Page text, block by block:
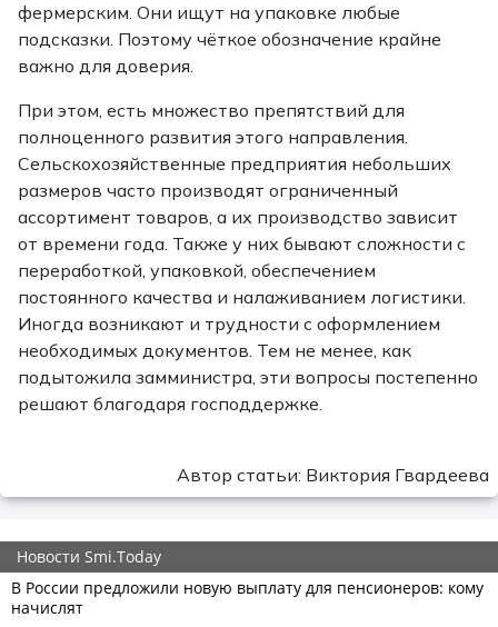
фермерским. Они ищут на упаковке любые
подсказки. Поэтому чёткое обозначение крайне
важно для доверия.
При этом, есть множество препятствий для
полноценного развития этого направления.
Сельскохозяйственные предприятия небольших
размеров часто производят ограниченный
ассортимент товаров, а их производство зависит
от времени года. Также у них бывают сложности с
переработкой, упаковкой, обеспечением
постоянного качества и налаживанием логистики.
Иногда возникают и трудности с оформлением
необходимых документов. Тем не менее, как
подытожила замминистра, эти вопросы постепенно
решают благодаря господдержке.
Автор статьи: Виктория Гвардеева